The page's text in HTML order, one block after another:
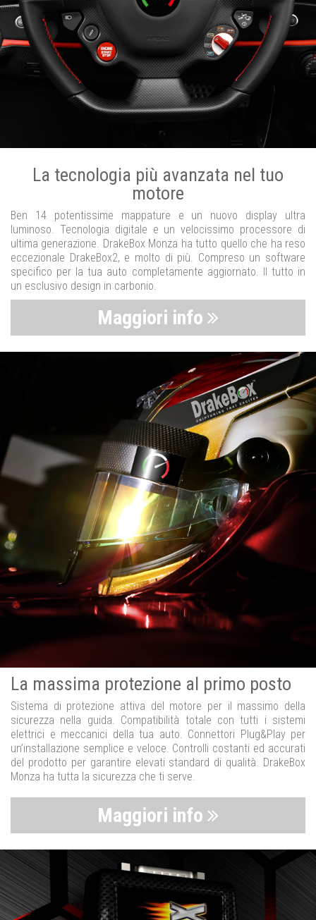
La tecnologia più avanzata nel tuo
motore
Ben 14 potentissime mappature e un nuovo display ultra
luminoso. Tecnologia digitale e un velocissimo processore di
ultima generazione. DrakeBox Monza ha tutto quello che ha reso
eccezionale DrakeBox2, e molto di più. Compreso un software
specifico per la tua auto completamente aggiornato. Il tutto in
un esclusivo design in carbonio.
Maggiori info
La massima protezione al primo posto
Sistema di protezione attiva del motore per il massimo della
sicurezza nella guida. Compatibilità totale con tutti i sistemi
elettrici e meccanici della tua auto. Connettori Plug&Play per
un’installazione semplice e veloce. Controlli costanti ed accurati
del prodotto per garantire elevati standard di qualità. DrakeBox
Monza ha tutta la sicurezza che ti serve.
Maggiori info